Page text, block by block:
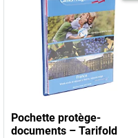
boutique tarifold, la
Pochette protège-
documents – Tarifold